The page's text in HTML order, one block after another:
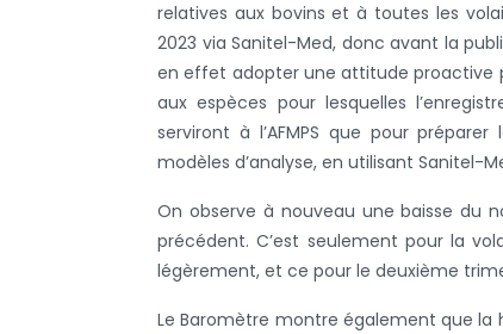
relatives aux bovins et à toutes les
2023 via Sanitel-Med, donc avant la
en effet adopter une attitude proactive
aux espèces pour lesquelles
serviront à l’AFMPS que pour
modèles d’analyse, en utilisant Sanitel-
On observe à nouveau une baisse du
précédent. C’est seulement pour la
légèrement, et ce pour le deuxième
Le Baromètre montre également que la